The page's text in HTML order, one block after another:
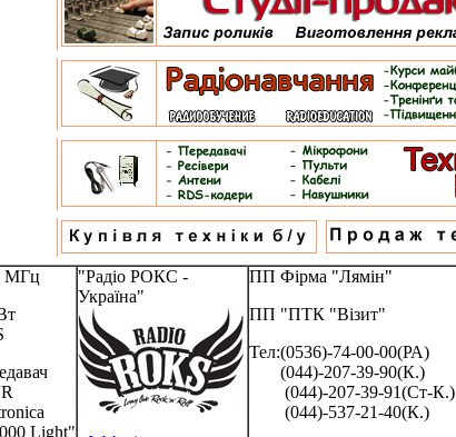
МГц
Light"
"Радіо РОКС -
Україна"
ПП Фірма "Лямін"
ПП "ПТК "Візит"
Тел:(0536)-74-00-00(РА)
(044)-207-39-90(К.)
(044)-207-39-91(Ст-К.)
(044)-537-21-40(К.)